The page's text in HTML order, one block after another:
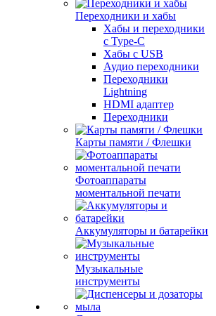
Переходники и хабы
Хабы и переходники
с Type-C
Хабы с USB
Аудио переходники
Переходники
Lightning
HDMI адаптер
Переходники
Карты памяти / Флешки
Фотоаппараты
моментальной печати
Аккумуляторы и батарейки
Музыкальные
инструменты